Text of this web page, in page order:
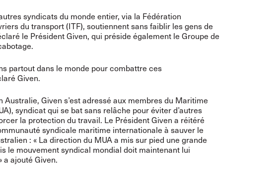
syndicats du monde entier, via la Fédération
du transport (ITF), soutiennent sans faiblir les gens de
le Président Given, qui préside également le Groupe de
partout dans le monde pour combattre ces
Given.
Australie, Given s’est adressé aux membres du Maritime
syndicat qui se bat sans relâche pour éviter d’autres
la protection du travail. Le Président Given a réitéré
syndicale maritime internationale à sauver le
: « La direction du MUA a mis sur pied une grande
le mouvement syndical mondial doit maintenant lui
a ajouté Given.